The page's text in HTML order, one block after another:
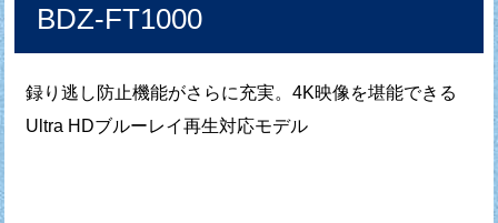
BDZ-FT1000
録り逃し防止機能がさらに充実。4K映像を堪能できる
Ultra HDブルーレイ再生対応モデル